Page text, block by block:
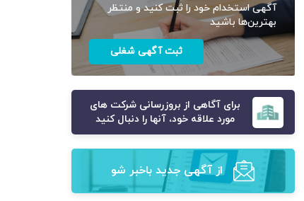
آگهی استخدام خود را ثبت کنید و منتظر
بهترین‌ها باشید
ثبت آگهی شغلی
برای آگاهی از بروزرسانی شرکت های
مورد علاقه خود، آنها را دنبال کنید
از آگهی‌ جدید باخبر شو